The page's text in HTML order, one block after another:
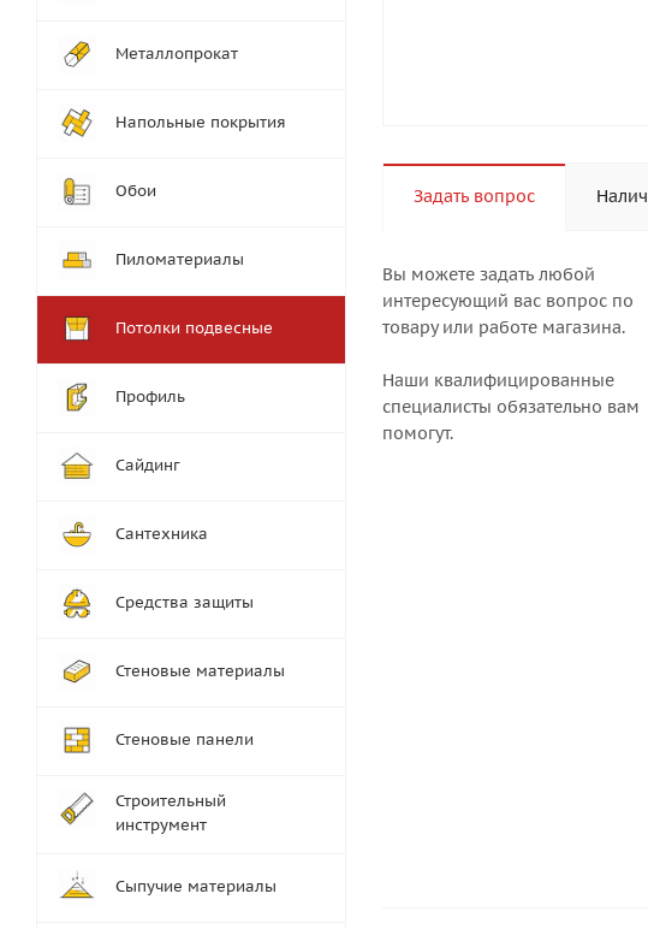
Задать вопрос
Вы можете задать любой
интересующий вас вопрос по
товару или работе магазина.
Наши квалифицированные
специалисты обязательно вам
помогут.
Металлопрокат
Напольные покрытия
Обои
Пиломатериалы
Потолки подвесные
Профиль
Сайдинг
Сантехника
Средства защиты
Стеновые материалы
Стеновые панели
Строительный
инструмент
Сыпучие материалы